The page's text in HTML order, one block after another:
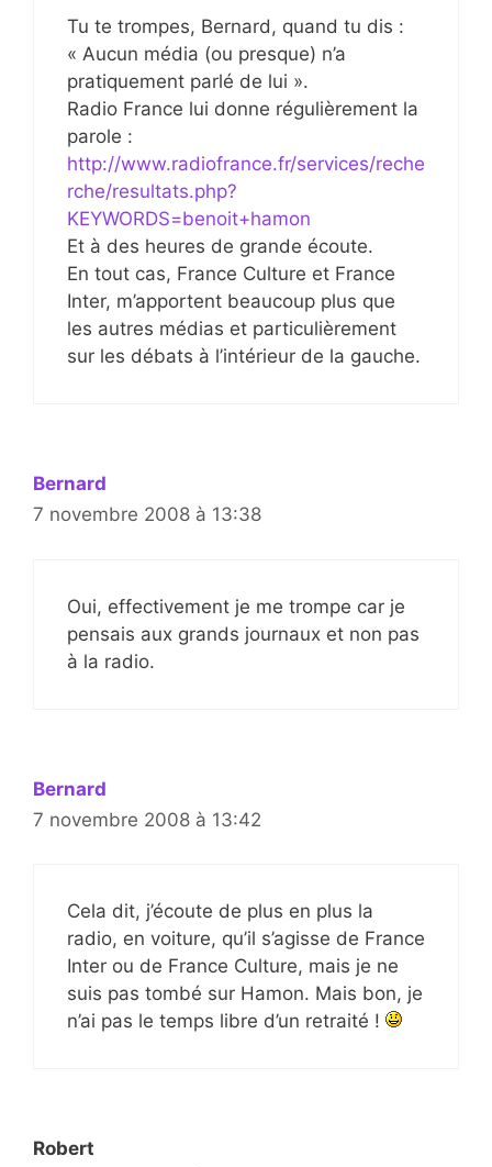
Tu te trompes, Bernard, quand tu dis :
« Aucun média (ou presque) n’a
pratiquement parlé de lui ».
Radio France lui donne régulièrement la
parole :
http://www.radiofrance.fr/services/reche
rche/resultats.php?
KEYWORDS=benoit+hamon
Et à des heures de grande écoute.
En tout cas, France Culture et France
Inter, m’apportent beaucoup plus que
les autres médias et particulièrement
sur les débats à l’intérieur de la gauche.
Bernard
7 novembre 2008 à 13:38
Oui, effectivement je me trompe car je
pensais aux grands journaux et non pas
à la radio.
Bernard
7 novembre 2008 à 13:42
Cela dit, j’écoute de plus en plus la
radio, en voiture, qu’il s’agisse de France
Inter ou de France Culture, mais je ne
suis pas tombé sur Hamon. Mais bon, je
n’ai pas le temps libre d’un retraité !
Robert